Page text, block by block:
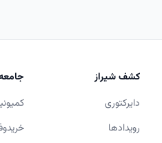
کشف شیراز
دایرکتوریفوتر
رویدادها